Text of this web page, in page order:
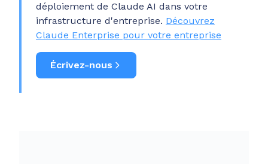
déploiement de Claude AI dans votre
infrastructure d'entreprise. Découvrez
Claude Enterprise pour votre entreprise
Écrivez-nous